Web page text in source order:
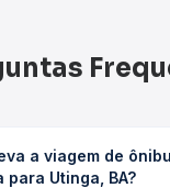
a viagem de
para Utinga, BA?